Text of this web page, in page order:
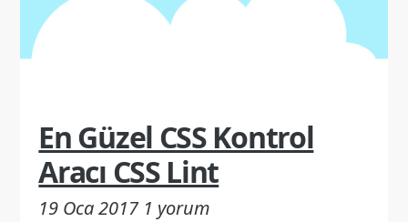
En Güzel CSS Kontrol
Aracı CSS Lint
19 Oca 2017 1 yorum